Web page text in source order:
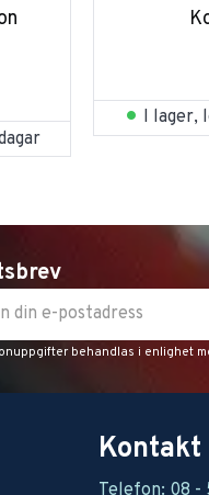
I lager,
behandlas i enlighet
Kontakt
Telefon: 08 -